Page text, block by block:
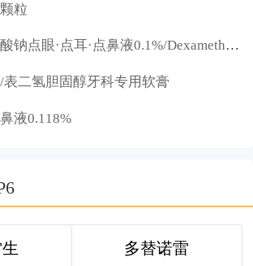
粒
鼻液0.1%/Dexamethasone Sodium Phosphate Ophthalmic,Otic and Nasal Solution
二氢胆固醇牙科专用软膏
液0.118%
多替诺雷